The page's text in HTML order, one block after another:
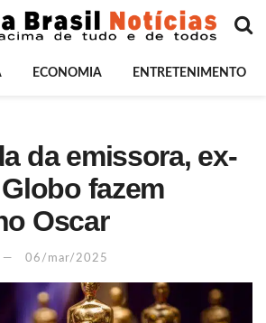
ECONOMIA ENTRETENIMENTO
da emissora, ex-
fazem
Oscar
06/mar/2025